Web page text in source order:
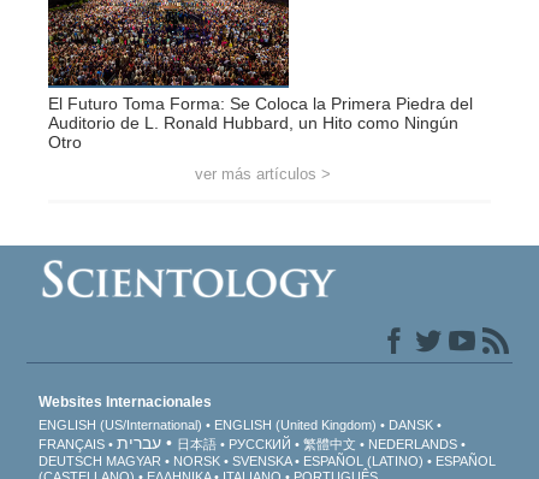
El Futuro Toma Forma: Se Coloca la Primera Piedra del
Auditorio de L. Ronald Hubbard, un Hito como Ningún
Otro
ver más artículos >
Websites Internacionales
ENGLISH (US/International) ENGLISH (United Kingdom)
DANSK
FRANÇAIS
עברית 日本語 РУССКИЙ 繁體中文
NEDERLANDS
DEUTSCH MAGYAR NORSK SVENSKA ESPAÑOL (LATINO)
ESPAÑOL